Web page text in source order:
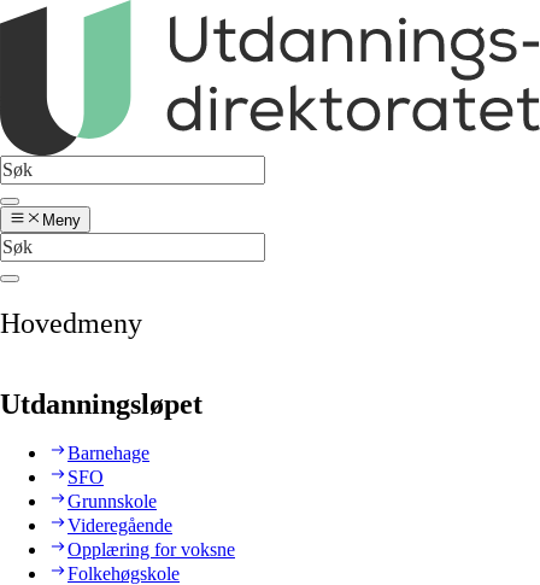
Meny
Hovedmeny
Utdanningsløpet
Barnehage
SFO
Grunnskole
Videregående
Opplæring for voksne
Folkehøgskole